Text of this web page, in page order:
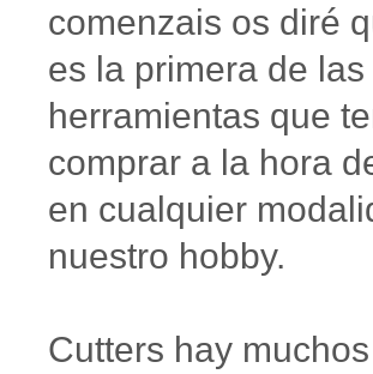
comenzais os diré
es la primera de las
herramientas que
comprar a la hora
en cualquier
nuestro hobby.
Cutters hay